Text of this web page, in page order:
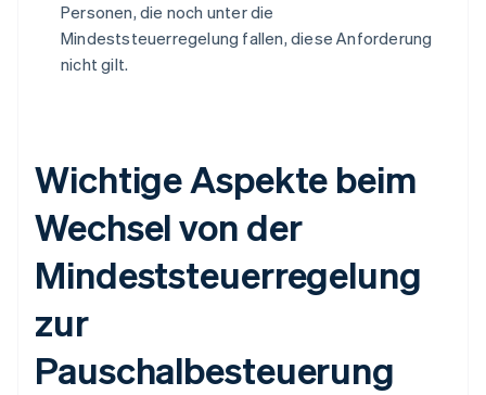
Personen, die noch unter die
Mindeststeuerregelung fallen, diese Anforderung
nicht gilt.
Wichtige Aspekte beim
Wechsel von der
Mindeststeuerregelung
zur
Pauschalbesteuerung